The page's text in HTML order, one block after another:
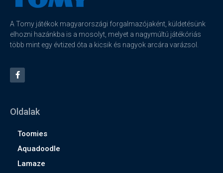
A Tomy játékok magyarországi forgalmazójaként, küldetésünk
elhozni hazánkba is a mosolyt, melyet a nagymúltú játékóriás
több mint egy évtized óta a kicsik és nagyok arcára varázsol.
Oldalak
Toomies
Aquadoodle
Lamaze